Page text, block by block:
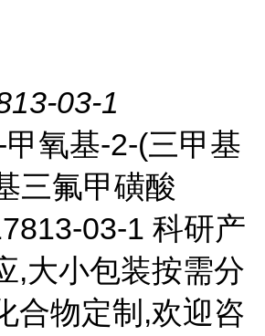
03-1
甲氧基-2-(三甲基
三氟甲磺酸
03-1 科研产
,大小包装按需分
合物定制,欢迎咨